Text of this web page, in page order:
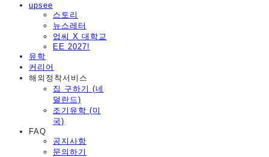
upsee
스토리
뉴스레터
업씨 X 대학교
EE 2027!
유학
커리어
해외정착서비스
집 구하기 (네
덜란드)
조기유학 (미
국)
FAQ
공지사항
문의하기